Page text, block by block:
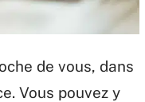
de vous, dans
Vous pouvez y